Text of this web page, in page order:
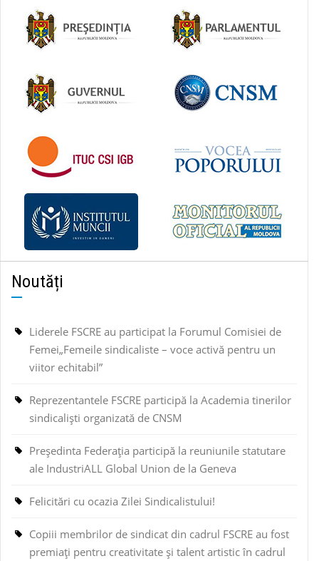
Noutăți
Liderele FSCRE au participat la Forumul Comisiei de
Femei„Femeile sindicaliste – voce activă pentru un
viitor echitabil”
Reprezentantele FSCRE participă la Academia tinerilor
sindicaliști organizată de CNSM
Președinta Federația participă la reuniunile statutare
ale IndustriALL Global Union de la Geneva
Felicitări cu ocazia Zilei Sindicalistului!
Copiii membrilor de sindicat din cadrul FSCRE au fost
premiați pentru creativitate și talent artistic în cadrul